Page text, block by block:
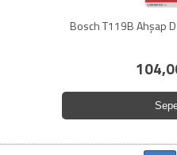
Bosch T119B Ahşap